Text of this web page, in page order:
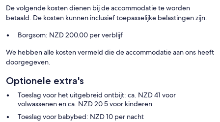
De volgende kosten dienen bij de accommodatie te worden
betaald. De kosten kunnen inclusief toepasselijke belastingen zijn:
Borgsom: NZD 200.00 per verblijf
We hebben alle kosten vermeld die de accommodatie aan ons heeft
doorgegeven.
Optionele extra's
Toeslag voor het uitgebreid ontbijt: ca. NZD 41 voor
volwassenen en ca. NZD 20.5 voor kinderen
Toeslag voor babybed: NZD 10 per nacht